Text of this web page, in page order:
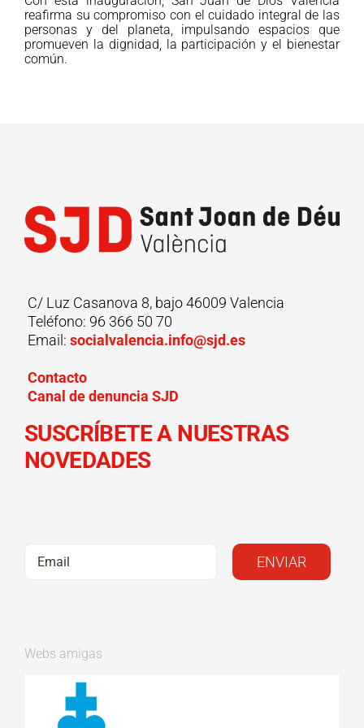
reafirma su compromiso con el cuidado integral de las
personas y del planeta, impulsando espacios que
promueven la dignidad, la participación y el bienestar
común.
C/ Luz Casanova 8, bajo 46009 Valencia
Teléfono: 96 366 50 70
Email:socialvalencia.info@sjd.es
Contacto
Canal de denuncia SJD
SUSCRÍBETE A NUESTRAS
NOVEDADES
Webs amigas